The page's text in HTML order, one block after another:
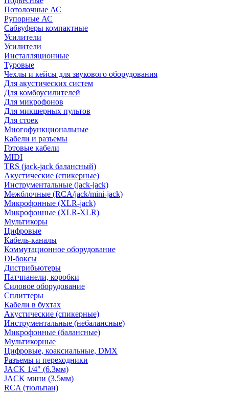
Потолочные АС
Рупорные АС
Сабвуферы компактные
Усилители
Усилители
Инсталляционные
Туровые
Чехлы и кейсы для звукового оборудования
Для акустических систем
Для комбоусилителей
Для микрофонов
Для микшерных пультов
Для стоек
Многофункциональные
Кабели и разъемы
Готовые кабели
MIDI
TRS (jack-jack балансный)
Акустические (спикерные)
Инструментальные (jack-jack)
Межблочные (RCA/jack/mini-jack)
Микрофонные (XLR-jack)
Микрофонные (XLR-XLR)
Мультикоры
Цифровые
Кабель-каналы
Коммутационное оборудование
DI-боксы
Дистрибьютеры
Патчпанели, коробки
Силовое оборудование
Сплиттеры
Кабели в бухтах
Акустические (спикерные)
Инструментальные (небалансные)
Микрофонные (балансные)
Мультикорные
Цифровые, коаксиальные, DMX
Разъемы и переходники
JACK 1/4" (6.3мм)
JACK мини (3.5мм)
RCA (тюльпан)